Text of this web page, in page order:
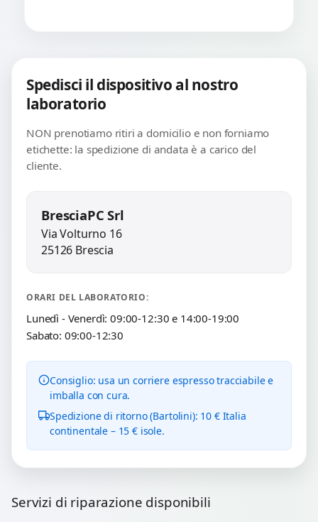
Spedisci il dispositivo al nostro
laboratorio
NON prenotiamo ritiri a domicilio e non forniamo
etichette: la spedizione di andata è a carico del
cliente.
BresciaPC Srl
Via Volturno 16
25126 Brescia
ORARI DEL LABORATORIO:
Lunedì - Venerdì: 09:00-12:30 e 14:00-19:00
Sabato: 09:00-12:30
Consiglio: usa un corriere espresso tracciabile e
imballa con cura.
Spedizione di ritorno (Bartolini): 10 € Italia
continentale – 15 € isole.
Servizi di riparazione disponibili